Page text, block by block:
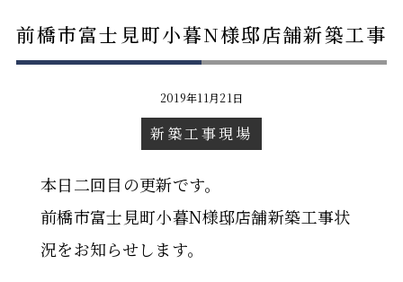
前橋市富士見町小暮N様邸店舗新築工事
2019年11月21日
新築工事現場
本日二回目の更新です。
前橋市富士見町小暮N様邸店舗新築工事状
況をお知らせします。